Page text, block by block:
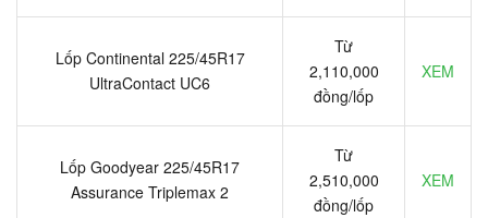
Lốp Continental 225/45R17
UltraContact UC6
Từ
2,110,000
đồng/lốp
XEM
Lốp Goodyear 225/45R17
Assurance Triplemax 2
Từ
2,510,000
đồng/lốp
XEM